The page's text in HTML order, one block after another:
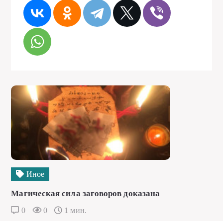
Иное
Магическая сила заговоров доказана
0 0 1 мин.